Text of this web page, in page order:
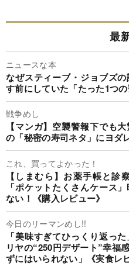
最
ニュースな本
なぜスティーブ・ジョブズ
す前にしていた「たった1つの
戦争めし
【マンガ】空襲警報下でも
の「秘密の寿司ネタ」にヨダ
これ、買ってよかった！
【しまむら】お薬手帳と診
「ポケットたくさんケース
ない！《購入レビュー》
今日のリーマンめし!!
「美味すぎてひっくり返っ
リヤの“250円デザート”幸福
ずにはいられない」《実食レ